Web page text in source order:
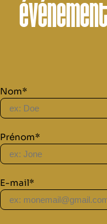
Nom*
Prénom*
E-mail*